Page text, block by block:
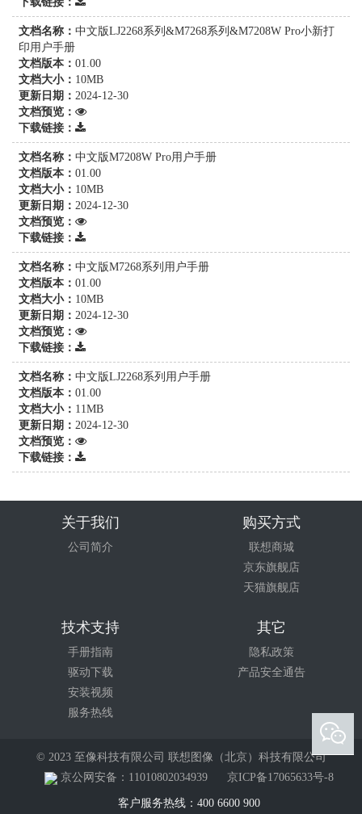
文档名称： 中文版LJ2268系列&M7268系列&M7208W Pro小新打
印用户手册
文档版本： 01.00
文档大小： 10MB
更新日期： 2024-12-30
文档预览：
下载链接：
文档名称： 中文版M7208W Pro用户手册
文档版本： 01.00
文档大小： 10MB
更新日期： 2024-12-30
文档预览：
下载链接：
文档名称： 中文版M7268系列用户手册
文档版本： 01.00
文档大小： 10MB
更新日期： 2024-12-30
文档预览：
下载链接：
文档名称： 中文版LJ2268系列用户手册
文档版本： 01.00
文档大小： 11MB
更新日期： 2024-12-30
文档预览：
下载链接：
关于我们
公司简介
购买方式
联想商城
京东旗舰店
天猫旗舰店
技术支持
手册指南
驱动下载
安装视频
服务热线
其它
隐私政策
产品安全通告
© 2023 至像科技有限公司 联想图像（北京）科技有限公司
京公网安备：11010802034939
京ICP备17065633号-8
客户服务热线：400 6600 900